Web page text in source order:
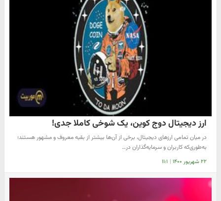
ارز دیجیتال دوج کوین، یک شوخی کاملا جدی!
در میان تمامی ارزهای دیجیتال، برخی از آن‌ها بیشتر از بقیه معروف و مشهور هستند؛
به‌طوری‌که کاربران و سرمایه‌گذاران در…
۲۲ شهریور ۱۴۰۰ | ۱۱:۱